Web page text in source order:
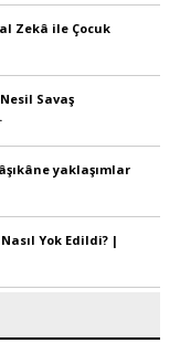
Zekâ ile Çocuk
Savaş
yaklaşımlar
Yok Edildi? |